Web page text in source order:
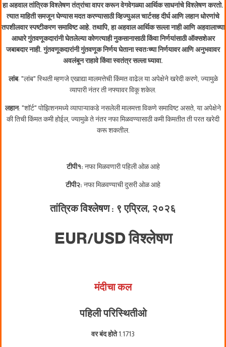
हा अहवाल तांत्रिक विश्लेषण तंत्रांचा वापर करून वेगवेगळ्या आर्थिक साधनांचे विश्लेषण करतो.
त्यात माहिती समजून घेण्यास मदत करण्यासाठी व्हिज्युअल चार्टसह दीर्घ आणि लहान धोरणांचे
तपशीलवार स्पष्टीकरण समाविष्ट आहे. तथापि, हा अहवाल आर्थिक सल्ला नाही आणि अहवालाच्या
आधारे गुंतवणूकदारांनी घेतलेल्या कोणत्याही नुकसानासाठी किंवा निर्णयांसाठी ऑक्सशेअर
जबाबदार नाही. गुंतवणूकदारांनी गुंतवणूक निर्णय घेताना स्वतःच्या निर्णयावर आणि अनुभवावर
अवलंबून राहावे किंवा स्वतंत्र सल्ला घ्यावा.
लांब: "लांब" स्थिती म्हणजे एखाद्या मालमत्तेची किंमत वाढेल या अपेक्षेने खरेदी करणे, ज्यामुळे
व्यापारी नंतर ती नफ्यावर विकू शकेल.
लहान: "शॉर्ट" पोझिशनमध्ये व्यापाऱ्याकडे नसलेली मालमत्ता विकणे समाविष्ट असते, या अपेक्षेने
की तिची किंमत कमी होईल, ज्यामुळे ते नंतर नफा मिळवण्यासाठी कमी किमतीत ती परत खरेदी
करू शकतील.
टीपी१: नफा मिळवणारी पहिली ओळ आहे
टीपी२: नफा मिळवण्याची दुसरी ओळ आहे
तांत्रिक विश्लेषण : ९ एप्रिल, २०२६
EUR/USD विश्लेषण
मंदीचा कल
पहिली परिस्थितीओ
वर बंद होते1.1713